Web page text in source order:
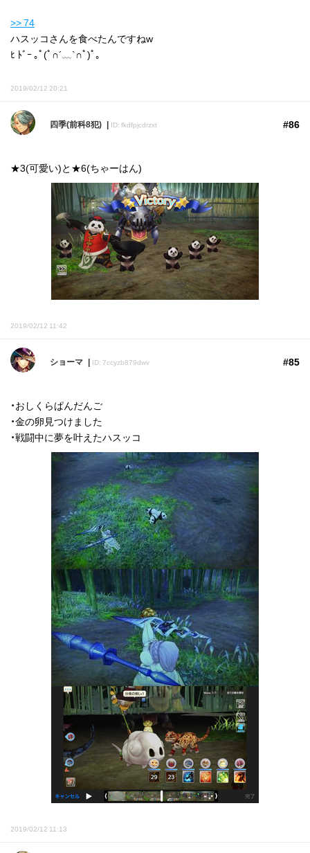
>> 74
ハスッコさんを食べたんですねw
ﾋ ﾄﾞｰ ｡ﾟ(ﾟ∩´﹏`∩ﾟ)ﾟ｡
2019/02/12 20:21
四季(前科8犯) ID: fkdfpjcdrzxt #86
★3(可愛い)と★6(ちゃーはん)
2019/02/12 11:42
ショーマ ID: 7ccyzb879dwv #85
・おしくらぱんだんご
・金の卵見つけました
・戦闘中に夢を叶えたハスッコ
2019/02/12 11:13